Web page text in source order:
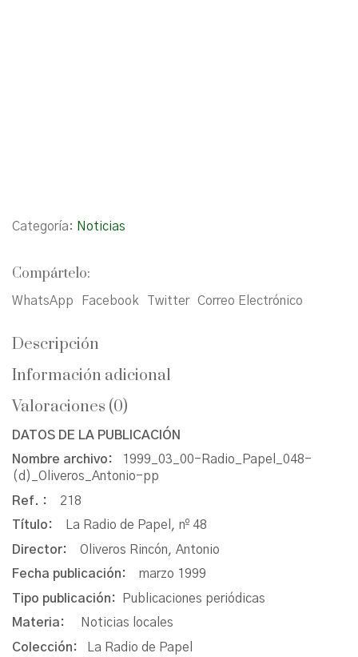
Categoría: Noticias
Compártelo:
WhatsApp Facebook Twitter Correo Electrónico
Descripción
Información adicional
Valoraciones (0)
DATOS DE LA PUBLICACIÓN
Nombre archivo:
1999_03_00-Radio_Papel_048-
(d)_Oliveros_Antonio-pp
Ref. : 218
Título:
La Radio de Papel, nº 48
Director: Oliveros Rincón, Antonio
Fecha publicación: marzo 1999
Tipo publicación:
Publicaciones periódicas
Materia:
Noticias locales
Colección:
La Radio de Papel